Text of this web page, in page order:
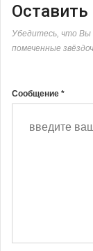
Убедитесь, что Вы
помеченные
Сообщение *